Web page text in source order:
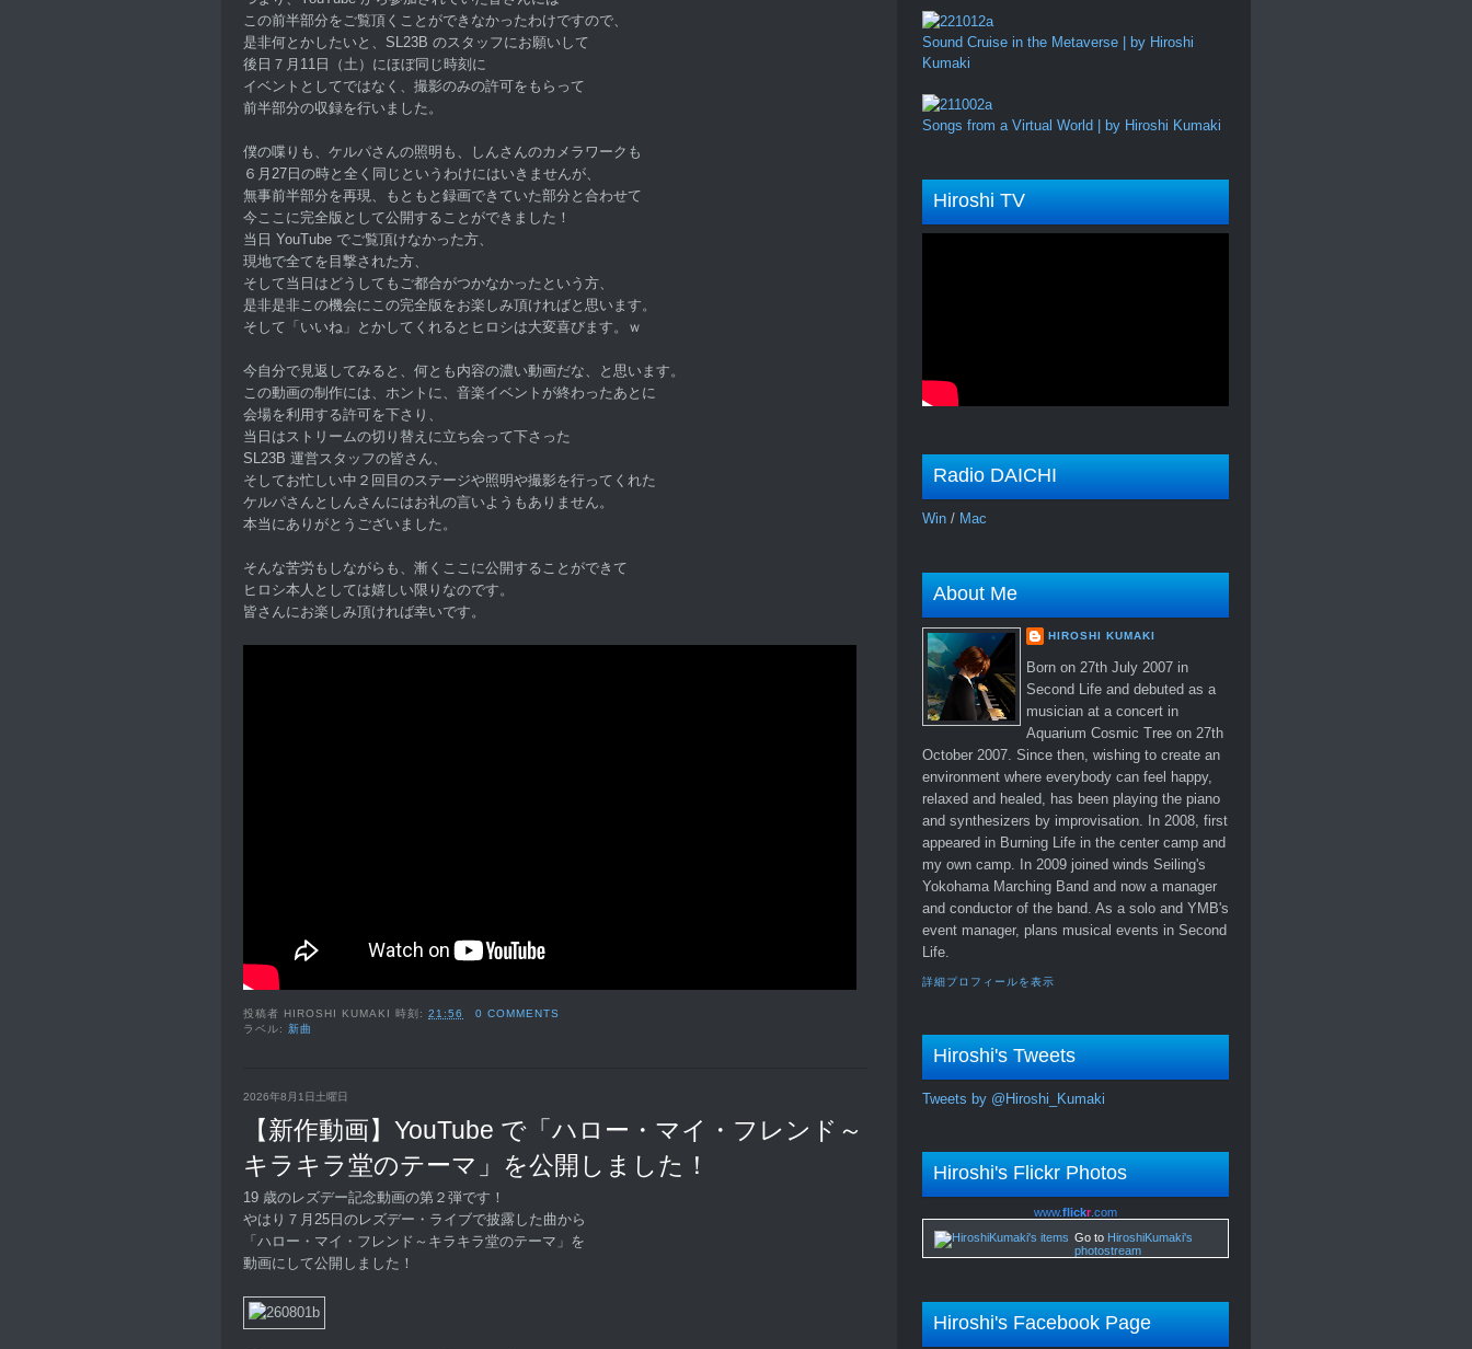
この前半部分をご覧頂くことができなかったわけですので、
是非何とかしたいと、SL23B のスタッフにお願いして
後日７月11日（土）にほぼ同じ時刻に
イベントとしてではなく、撮影のみの許可をもらって
前半部分の収録を行いました。
僕の喋りも、ケルパさんの照明も、しんさんのカメラワークも
６月27日の時と全く同じというわけにはいきませんが、
無事前半部分を再現、もともと録画できていた部分と合わせて
今ここに完全版として公開することができました！
当日 YouTube でご覧頂けなかった方、
現地で全てを目撃された方、
そして当日はどうしてもご都合がつかなかったという方、
是非是非この機会にこの完全版をお楽しみ頂ければと思います。
そして「いいね」とかしてくれるとヒロシは大変喜びます。ｗ
今自分で見返してみると、何とも内容の濃い動画だな、と思います。
この動画の制作には、ホントに、音楽イベントが終わったあとに
会場を利用する許可を下さり、
当日はストリームの切り替えに立ち会って下さった
SL23B 運営スタッフの皆さん、
そしてお忙しい中２回目のステージや照明や撮影を行ってくれた
ケルパさんとしんさんにはお礼の言いようもありません。
本当にありがとうございました。
そんな苦労もしながらも、漸くここに公開することができて
ヒロシ本人としては嬉しい限りなのです。
皆さんにお楽しみ頂ければ幸いです。
投稿者 HIROSHI KUMAKI 時刻:21:56
0 COMMENTS
ラベル:新曲
2026年8月1日土曜日
【新作動画】YouTube で「ハロー・マイ・フレンド～
キラキラ堂のテーマ」を公開しました！
19 歳のレズデー記念動画の第２弾です！
やはり７月25日のレズデー・ライブで披露した曲から
「ハロー・マイ・フレンド～キラキラ堂のテーマ」を
動画にして公開しました！
Sound Cruise in the Metaverse | by Hiroshi
Kumaki
Songs from a Virtual World | by Hiroshi Kumaki
Hiroshi TV
Radio DAICHI
Win / Mac
About Me
HIROSHI KUMAKI
Born on 27th July 2007 in
Second Life and debuted as a
musician at a concert in
Aquarium Cosmic Tree on 27th
October 2007. Since then, wishing to create an
environment where everybody can feel happy,
relaxed and healed, has been playing the piano
and synthesizers by improvisation. In 2008, first
appeared in Burning Life in the center camp and
my own camp. In 2009 joined winds Seiling's
Yokohama Marching Band and now a manager
and conductor of the band. As a solo and YMB's
event manager, plans musical events in Second
Life.
詳細プロフィールを表示
Hiroshi's Tweets
Tweets by @Hiroshi_Kumaki
Hiroshi's Flickr Photos
www.flickr .com
Go to HiroshiKumaki's
photostream
Hiroshi's Facebook Page